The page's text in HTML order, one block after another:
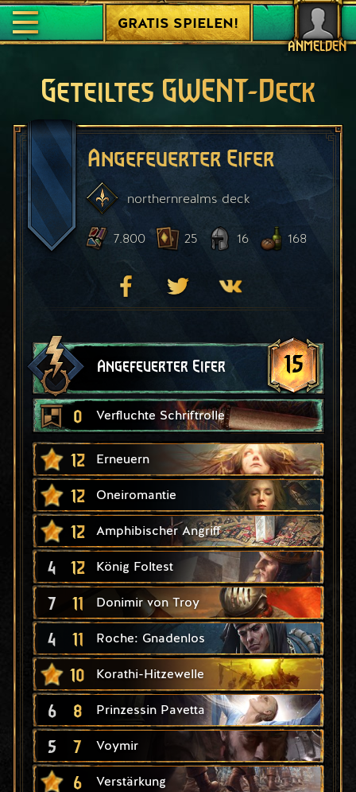
ANMELDEN
GRATIS SPIELEN!
Geteiltes GWENT-Deck
Angefeuerter Eifer
northernrealmsdeck
7.800 25 16 168
Angefeuerter Eifer 15
0 Verfluchte Schriftrolle
12 Erneuern
12 Oneiromantie
12 Amphibischer Angriff
4 12 König Foltest
7 11 Donimir von Troy
4 11 Roche: Gnadenlos
10 Korathi-Hitzewelle
6 8 Prinzessin Pavetta
5 7 Voymir
6 Verstärkung